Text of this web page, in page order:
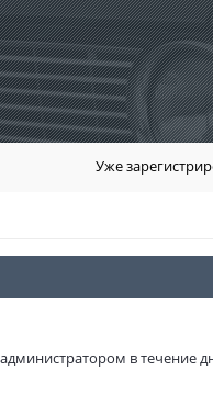
Уже
в течение